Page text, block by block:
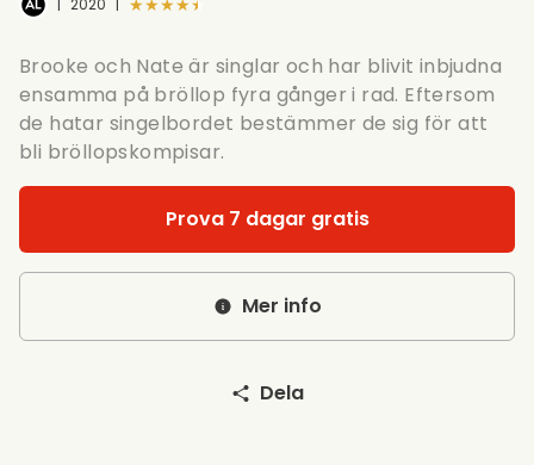
Brooke och Nate är singlar och har blivit inbjudna
ensamma på bröllop fyra gånger i rad. Eftersom
de hatar singelbordet bestämmer de sig för att
bli bröllopskompisar.
Prova 7 dagar gratis
Mer info
Dela